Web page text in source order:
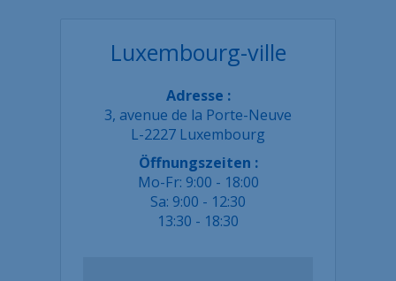
Luxembourg-ville
Adresse :
3, avenue de la Porte-Neuve
L-2227 Luxembourg
Öffnungszeiten :
Mo-Fr: 9:00 - 18:00
Sa: 9:00 - 12:30
13:30 - 18:30